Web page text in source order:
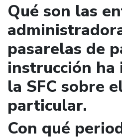
Qué son las
pasarelas de
instrucción
la SFC sobre
particular.
Con qué